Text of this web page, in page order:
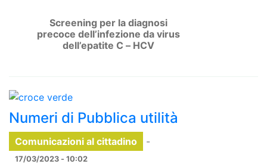
Screening per la diagnosi
precoce dell’infezione da virus
dell’epatite C – HCV
Numeri di Pubblica utilità
Comunicazioni al cittadino -
17/03/2023 - 10:02